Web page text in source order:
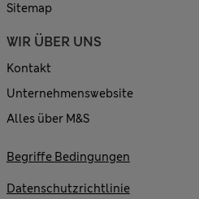
Sitemap
WIR ÜBER UNS
Kontakt
Unternehmenswebsite
Alles über M&S
Begriffe Bedingungen
Datenschutzrichtlinie